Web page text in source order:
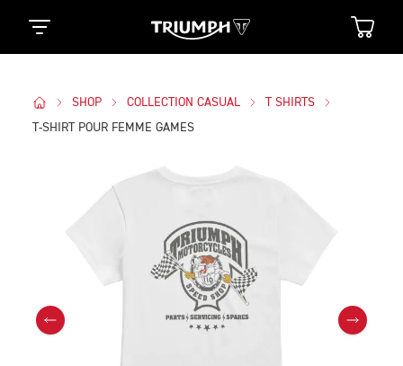
SHOP COLLECTION CASUAL
T SHIRTS
T-SHIRT POUR FEMME GAMES